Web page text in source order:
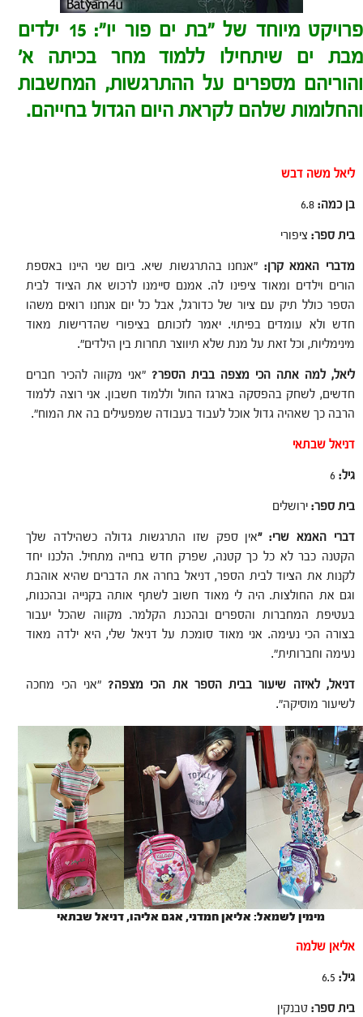
פרויקט מיוחד של "בת ים פור יו": 15 ילדים
מבת ים שיתחילו ללמוד מחר בכיתה א'
והוריהם מספרים על ההתרגשות, המחשבות
והחלומות שלהם לקראת היום הגדול בחייהם.
ליאל משה דבש
בן כמה:
בית ספר: ציפורי
מדברי האמא קרן: "אנחנו בהתרגשות שיא. ביום שני היינו באספת
הורים וילדים ומאוד ציפינו לה. אמנם סיימנו לרכוש את הציוד לבית
הספר כולל תיק עם ציור של כדורגל, אבל כל יום אנחנו רואים משהו
חדש ולא עומדים בפיתוי. יאמר לזכותם בציפורי שהדרישות מאוד
מינימליות, וכל זאת על מנת שלא תיווצר תחרות בין הילדים".
ליאל, למה אתה הכי מצפה בבית הספר? "אני מקווה להכיר חברים
חדשים, לשחק בהפסקה בארגז החול וללמוד חשבון. אני רוצה ללמוד
הרבה כך שאהיה גדול אוכל לעבוד בעבודה שמפעילים בה את המוח".
דניאל שבתאי
גיל: 6
בית ספר: ירושלים
דברי האמא שרי: "אין ספק שזו התרגשות גדולה כשהילדה שלך
הקטנה כבר לא כל כך קטנה, שפרק חדש בחייה מתחיל. הלכנו יחד
לקנות את הציוד לבית הספר, דניאל בחרה את הדברים שהיא אוהבת
וגם את החולצות. היה לי מאוד חשוב לשתף אותה בקנייה ובהכנות,
בעטיפת המחברות והספרים ובהכנת הקלמר. מקווה שהכל יעבור
בצורה הכי נעימה. אני מאוד סומכת על דניאל שלי, היא ילדה מאוד
נעימה וחברותית".
דניאל, לאיזה שיעור בבית הספר את הכי מצפה?"אני הכי מחכה
לשיעור מוסיקה".
מימין לשמאל: אליאן חמדני, אגם אליהו, דניאל שבתאי
אליאן שלמה
גיל:
בית ספר: טבנקין